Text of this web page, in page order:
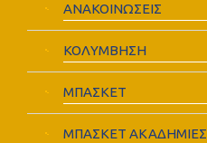
ΑΝΑΚΟΙΝΩΣΕΙΣ
ΚΟΛΥΜΒΗΣΗ
ΜΠΑΣΚΕΤ
ΜΠΑΣΚΕΤ ΑΚΑΔΗΜΙΕΣ